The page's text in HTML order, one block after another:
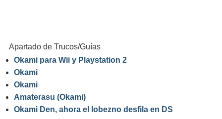
Apartado de Trucos/Guías
Okami para Wii y Playstation 2
Okami
Okami
Amaterasu (Okami)
Okami Den, ahora el lobezno desfila en DS